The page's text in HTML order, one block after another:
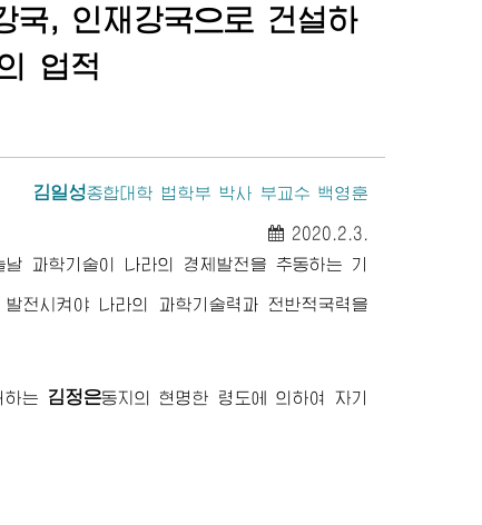
국, 인재강국으로 건설하
업적
김일성종합대학 법학부 박사 부교수 백영훈
2020.2.3.
과학기술이 나라의 경제발전을 추동하는 기
전시켜야 나라의 과학기술력과 전반적국력을
하는 김정은동지 의 현명한 령도에 의하여 자기